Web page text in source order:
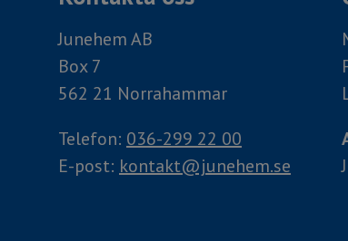
Junehem AB
Box 7
562 21 Norrahammar
Telefon: 036-299 22 00
E-post: kontakt@junehem.se